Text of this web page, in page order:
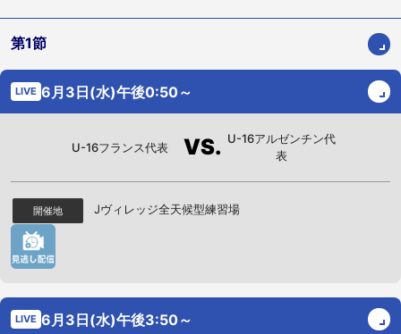
第1節
LIVE 6月3日(水)午後0:50～
U-16フランス代表 VS. U-16アルゼンチン代
表
開催地 Jヴィレッジ全天候型練習場
LIVE 6月3日(水)午後3:50～